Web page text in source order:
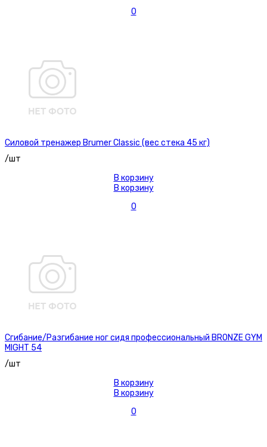
0
Силовой тренажер Brumer Classic (вес стека 45 кг)
/шт
В корзину
В корзину
0
Сгибание/Разгибание ног сидя профессиональный BRONZE GYM
MIGHT 54
/шт
В корзину
В корзину
0